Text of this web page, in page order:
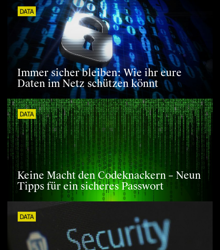
DATA
Immer sicher bleiben: Wie ihr eure
Daten im Netz schützen könnt
DATA
Keine Macht den Codeknackern – Neun
Tipps für ein sicheres Passwort
DATA